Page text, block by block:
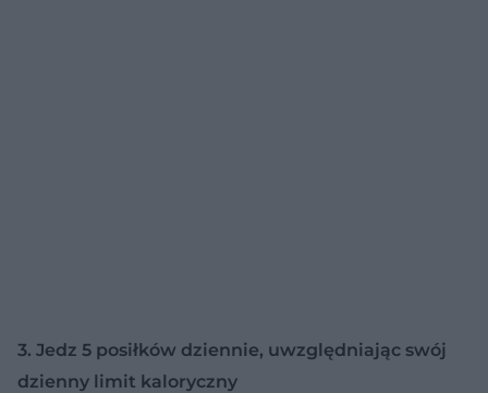
3. Jedz 5 posiłków dziennie, uwzględniając swój
dzienny limit kaloryczny